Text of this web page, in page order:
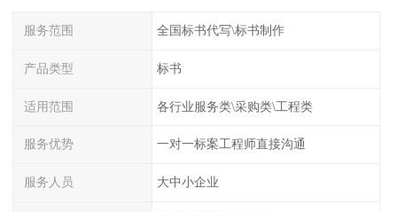
服务范围 全国标书代写\标书制作
产品类型 标书
适用范围 各行业服务类\采购类\工程类
服务优势 一对一标案工程师直接沟通
服务人员 大中小企业